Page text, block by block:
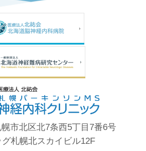
市北区北7条西5丁目7番6号
札幌北スカイビル12F